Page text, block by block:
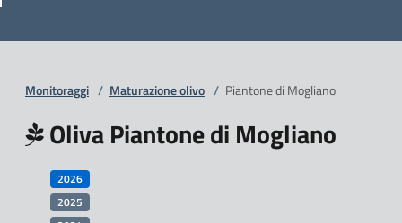
Monitoraggi / Maturazione olivo / Piantone di Mogliano
Oliva Piantone di Mogliano
2026
2025